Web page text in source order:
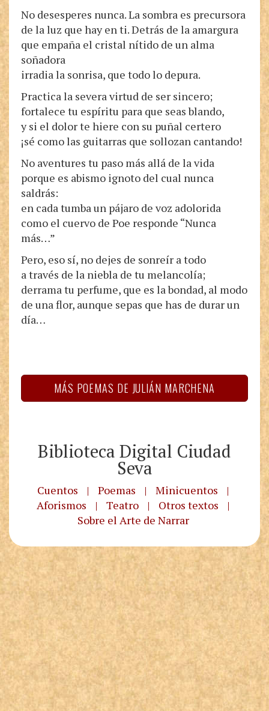
No desesperes nunca. La sombra es precursora
de la luz que hay en ti. Detrás de la amargura
que empaña el cristal nítido de un alma
soñadora
irradia la sonrisa, que todo lo depura.
Practica la severa virtud de ser sincero;
fortalece tu espíritu para que seas blando,
y si el dolor te hiere con su puñal certero
¡sé como las guitarras que sollozan cantando!
No aventures tu paso más allá de la vida
porque es abismo ignoto del cual nunca
saldrás:
en cada tumba un pájaro de voz adolorida
como el cuervo de Poe responde “Nunca
más…”
Pero, eso sí, no dejes de sonreír a todo
a través de la niebla de tu melancolía;
derrama tu perfume, que es la bondad, al modo
de una flor, aunque sepas que has de durar un
día…
MÁS POEMAS DE JULIÁN MARCHENA
Biblioteca Digital Ciudad
Seva
Cuentos | Poemas | Minicuentos
|
Aforismos
| Teatro | Otros textos
|
Sobre el Arte de Narrar